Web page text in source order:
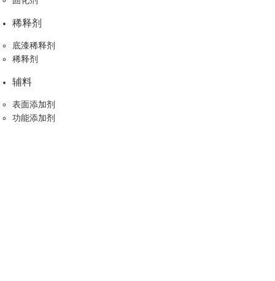
稀释剂
底漆稀释剂
稀释剂
辅料
表面添加剂
功能添加剂